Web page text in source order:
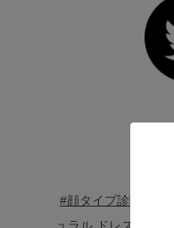
#顔タイプ診断®